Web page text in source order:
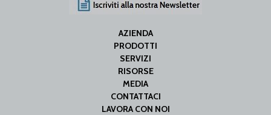
AZIENDA
PRODOTTI
SERVIZI
RISORSE
MEDIA
CONTATTACI
LAVORA CON NOI